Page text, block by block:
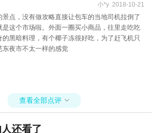
小*y 2018-10-21
点，没有做攻略直接让包车的当地司机拉倒了
是这个市场啦。外面一圈买小商品，往里走吃吃
黑暗料理，有个椰子冻很好吃，为了赶飞机只
东夜市不太一样的感觉
查看全部点评 
还看了